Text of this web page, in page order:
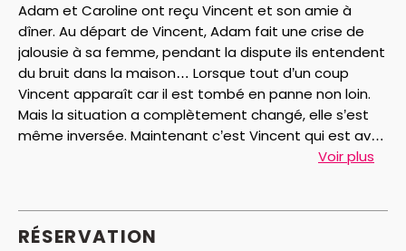
Adam et Caroline ont reçu Vincent et son amie à
dîner. Au départ de Vincent, Adam fait une crise de
jalousie à sa femme, pendant la dispute ils entendent
du bruit dans la maison… Lorsque tout d’un coup
Vincent apparaît car il est tombé en panne non loin.
Mais la situation a complètement changé, elle s’est
même inversée. Maintenant c’est Vincent qui est avec
Caroline et ils sont venus chez Adam pour le dîner…
Voir plus
RÉSERVATION